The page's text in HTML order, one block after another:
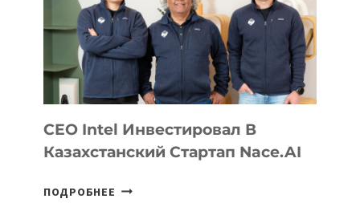
CEO Intel Инвестировал В
Казахстанский Стартап Nace.AI
ПОДРОБНЕЕ CEO